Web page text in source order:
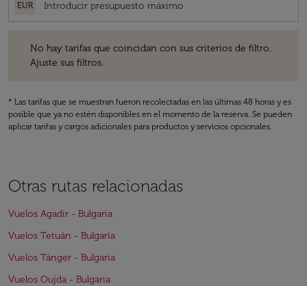
EUR
No hay tarifas que coincidan con sus criterios de filtro.
Ajuste sus filtros.
* Las tarifas que se muestran fueron recolectadas en las últimas 48 horas y es
posible que ya no estén disponibles en el momento de la reserva. Se pueden
aplicar tarifas y cargos adicionales para productos y servicios opcionales.
Otras rutas relacionadas
Vuelos Agadir - Bulgaria
Vuelos Tetuán - Bulgaria
Vuelos Tánger - Bulgaria
Vuelos Oujda - Bulgaria